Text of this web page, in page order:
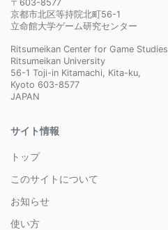
〒603-8577
京都市北区等持院北町56-1
立命館大学ゲーム研究センター
Ritsumeikan Center for Game Studies
Ritsumeikan University
56-1 Toji-in Kitamachi, Kita-ku,
Kyoto 603-8577
JAPAN
サイト情報
トップ
このサイトについて
お知らせ
使い方